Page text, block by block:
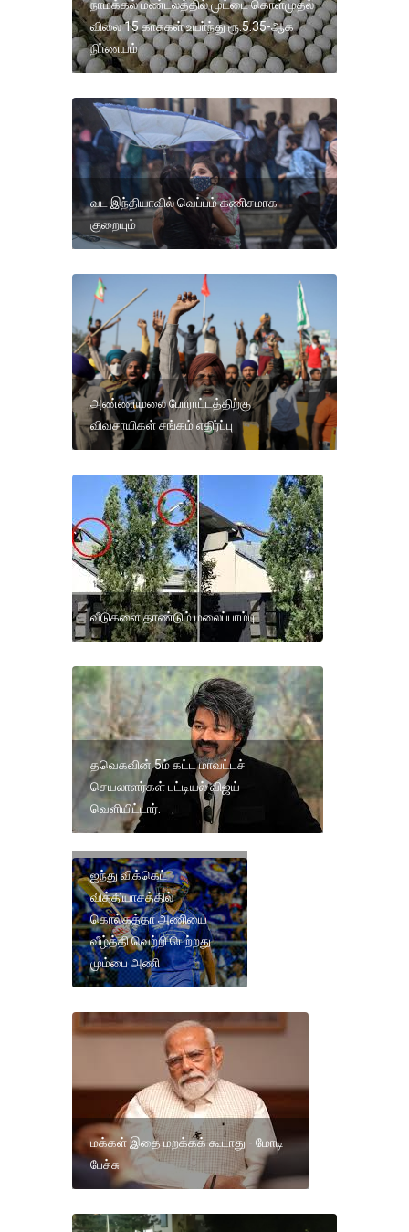
நாமக்கல் மண்டலத்தில் முட்டை கொள்முதல்
விலை 15 காசுகள் உயா்ந்து ரூ.5.35-ஆக
நிா்ணயம்
வட இந்தியாவில் வெப்பம் கணிசமாக
குறையும்
அண்ணாமலை போராட்டத்திற்கு
விவசாயிகள் சங்கம் எதிர்ப்பு
வீடுகளை தாண்டும் மலைப்பாம்பு
தவெகவின் 5ம் கட்ட மாவட்டச்
செயலாளர்கள் பட்டியல் விஜய்
வெளியிட்டார்.
ஐந்து விக்கெட்
வித்தியாசத்தில்
கொல்கத்தா அணியை
வீழ்த்தி வெற்றி பெற்றது
மும்பை அணி
மக்கள் இதை மறக்கக் கூடாது - மோடி
பேச்சு